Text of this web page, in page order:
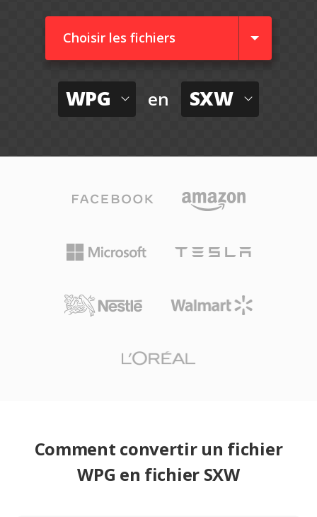
Choisir les fichiers
WPG en SXW
Comment convertir un fichier
WPG en fichier SXW